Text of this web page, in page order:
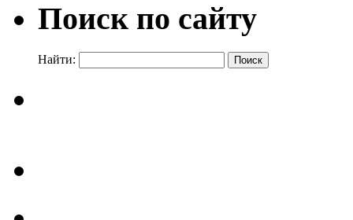
Поиск по сайту
Найти: